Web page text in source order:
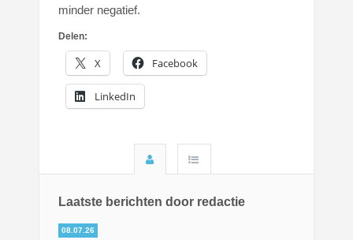
minder negatief.
Delen:
X Facebook
LinkedIn
Laatste berichten door redactie
08.07.26